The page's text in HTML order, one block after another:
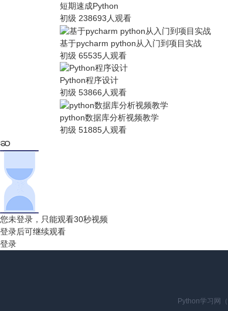
短期速成Python
初级 238693人观看
基于pycharm python从入门到项目实战
初级 65535人观看
Python程序设计
初级 53866人观看
python数据库分析视频教学
初级 51885人观看
您未登录，只能观看30秒视频
登录后可继续观看
登录
Python学习网